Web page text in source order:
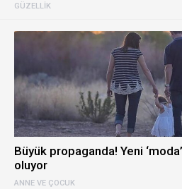
GÜZELLIK
ANNE VE ÇOCUK
Büyük propaganda! Yeni
oluyor